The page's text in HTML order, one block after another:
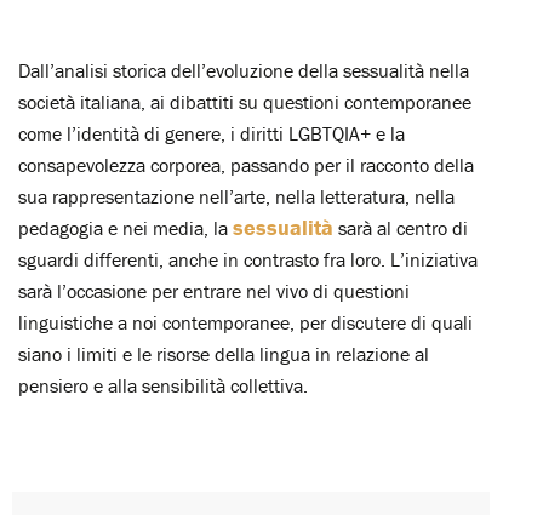
Dall’analisi storica dell’evoluzione della sessualità nella
società italiana, ai dibattiti su questioni contemporanee
come l’identità di genere, i diritti LGBTQIA+ e la
consapevolezza corporea, passando per il racconto della
sua rappresentazione nell’arte, nella letteratura, nella
pedagogia e nei media, la sessualità sarà al centro di
sguardi differenti, anche in contrasto fra loro. L’iniziativa
sarà l’occasione per entrare nel vivo di questioni
linguistiche a noi contemporanee, per discutere di quali
siano i limiti e le risorse della lingua in relazione al
pensiero e alla sensibilità collettiva.